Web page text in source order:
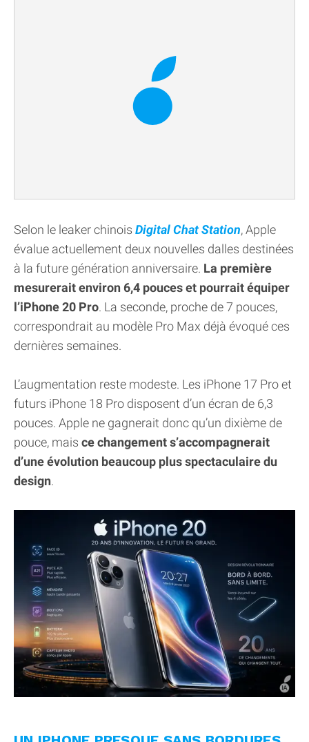
Selon le leaker chinois Digital Chat Station, Apple
évalue actuellement deux nouvelles dalles destinées
à la future génération anniversaire. La première
mesurerait environ 6,4 pouces et pourrait équiper
l’iPhone 20 Pro. La seconde, proche de 7 pouces,
correspondrait au modèle Pro Max déjà évoqué ces
dernières semaines.
L’augmentation reste modeste. Les iPhone 17 Pro et
futurs iPhone 18 Pro disposent d’un écran de 6,3
pouces. Apple ne gagnerait donc qu’un dixième de
pouce, mais ce changement s’accompagnerait
d’une évolution beaucoup plus spectaculaire du
design.